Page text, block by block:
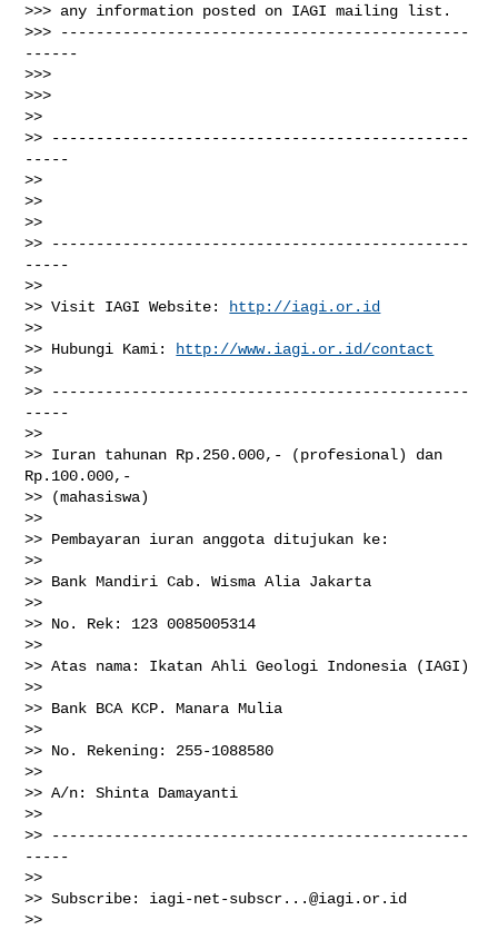
>>> any information posted on IAGI mailing list.
>>> ----------------------------------------------
------
>>>
>>>
>>
>> -----------------------------------------------
-----
>>
>>
>>
>> -----------------------------------------------
-----
>>
>> Visit IAGI Website:
http://iagi.or.id
>>
>> Hubungi Kami:
http://www.iagi.or.id/contact
>>
>> -----------------------------------------------
-----
>>
>> Iuran tahunan Rp.250.000,- (profesional) dan
Rp.100.000,-
>> (mahasiswa)
>>
>> Pembayaran iuran anggota ditujukan ke:
>>
>> Bank Mandiri Cab. Wisma Alia Jakarta
>>
>> No. Rek: 123 0085005314
>>
>> Atas nama: Ikatan Ahli Geologi Indonesia (IAGI)
>>
>> Bank BCA KCP. Manara Mulia
>>
>> No. Rekening: 255-1088580
>>
>> A/n: Shinta Damayanti
>>
>> -----------------------------------------------
-----
>>
>> Subscribe: iagi-net-subscr...@iagi.or.id
>>